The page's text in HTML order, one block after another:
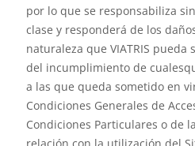
por lo que se responsabiliza
clase y responderá de los
naturaleza que VIATRIS
del incumplimiento de
a las que queda sometido en
Condiciones Generales de
Condiciones Particulares o de